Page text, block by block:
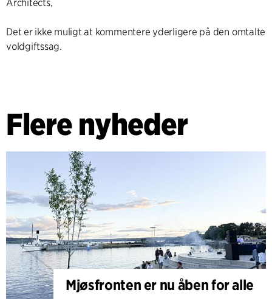
Architects,
Det er ikke muligt at kommentere yderligere på den omtalte
voldgiftssag.
Flere nyheder
Mjøsfronten er nu åben for alle